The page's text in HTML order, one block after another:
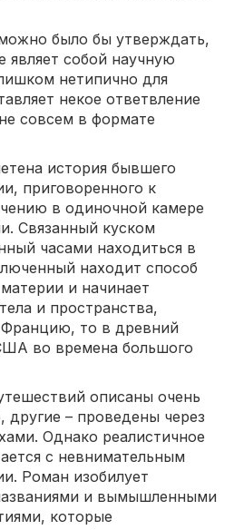
было бы утверждать,
являет собой научную
нетипично для
некое ответвление
совсем в формате
история бывшего
приговоренного к
в одиночной камере
Связанный куском
часами находиться в
находит способ
и начинает
и пространства,
то в древний
во времена большого
описаны очень
другие – проведены через
Однако реалистичное
с невнимательным
Роман изобилует
и вымышленными
которые